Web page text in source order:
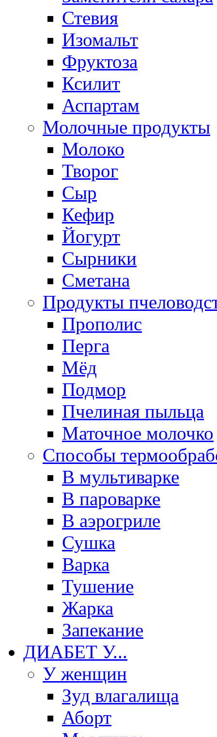
Стевия
Изомальт
Фруктоза
Ксилит
Аспартам
Молочные продукты
Молоко
Творог
Сыр
Кефир
Йогурт
Сырники
Сметана
Продукты
Прополис
Перга
Мёд
Подмор
Пчелиная пыльца
Маточное молочко
Способы
В мультиварке
В пароварке
В аэрогриле
Сушка
Варка
Тушение
Жарка
Запекание
ДИАБЕТ У...
У женщин
Зуд влагалища
Аборт